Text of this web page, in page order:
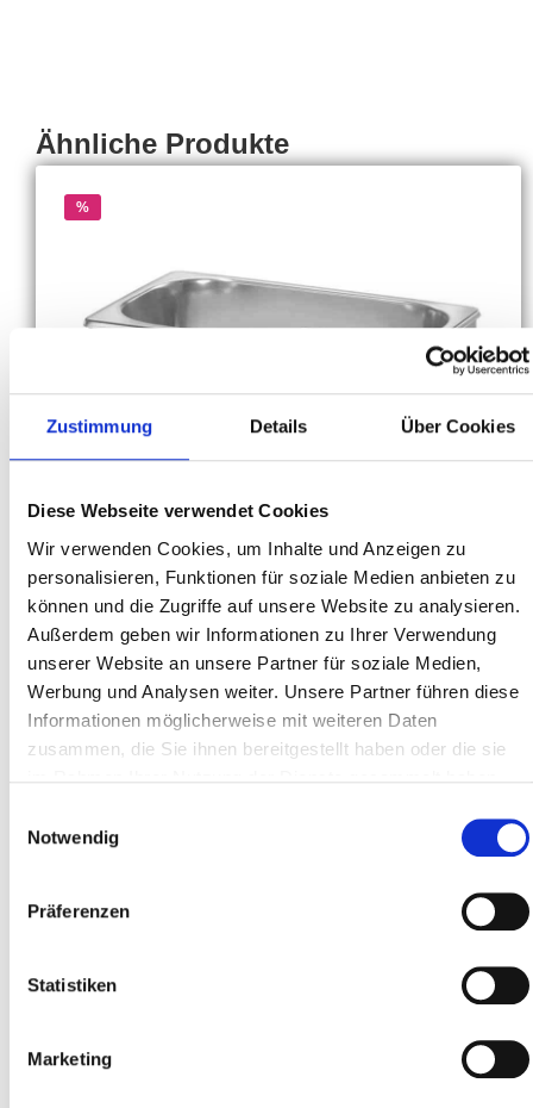
Zustimmung Details Über Cookies
Diese Webseite verwendet Cookies
Wir verwenden Cookies, um Inhalte und Anzeigen zu
personalisieren, Funktionen für soziale Medien anbieten zu
können und die Zugriffe auf unsere Website zu analysieren.
Außerdem geben wir Informationen zu Ihrer Verwendung
unserer Website an unsere Partner für soziale Medien,
Werbung und Analysen weiter. Unsere Partner führen diese
Informationen möglicherweise mit weiteren Daten
zusammen, die Sie ihnen bereitgestellt haben oder die sie
Notwendig
Präferenzen
Statistiken
Marketing
Ähnliche Produkte
%
Ultraschallreiniger für den Einsatz in Kundendienst- und
Motorradwerkstätten zur gründlichen Reinigung von